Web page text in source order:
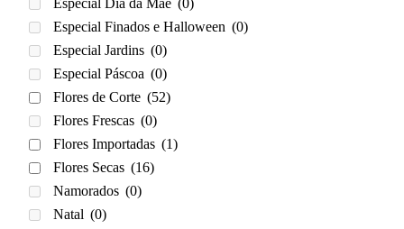
Especial Dia da Mãe (0)
Especial Finados e Halloween (0)
Especial Jardins (0)
Especial Páscoa (0)
Flores de Corte (52)
Flores Frescas (0)
Flores Importadas (1)
Flores Secas (16)
Namorados (0)
Natal (0)